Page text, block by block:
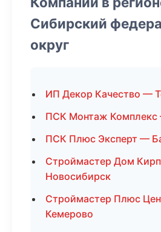
Сибирский
округ
ИП Декор Качество —
ПСК Монтаж Комплекс
ПСК Плюс Эксперт —
Строймастер Дом
Новосибирск
Строймастер Плюс
Кемерово